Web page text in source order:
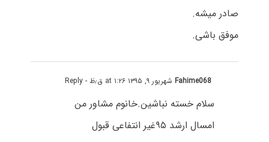
صادر میشه.
موفق باشی.
Fahime068شهریور ۹, ۱۳۹۵ at ۱:۲۶ ق٫ظ - Reply
سلام خسته نباشین.خانوم مشاور من
امسال ارشد ۹۵غیر انتفاعی قبول